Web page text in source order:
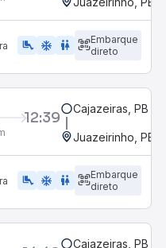
airline_seat_legroom_extra ac_unit wc
Embarque
direto
12:39 Cajazeiras, PB
Juazeirinho, PB
airline_seat_legroom_extra ac_unit wc
Embarque
direto
Cajazeiras, PB